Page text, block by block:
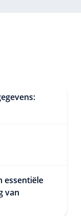
essentiële
van